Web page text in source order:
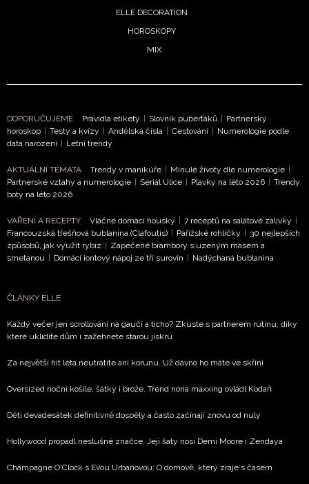
vyhodnocení akce a zasílání novinek.
ELLE DECORATION
HOROSKOPY
MIX
DOPORUČUJEME Pravidla etikety | Slovník puberťáků | Partnerský
horoskop | Testy a kvízy | Andělská čísla | Cestování | Numerologie podle
data narození | Letní trendy
AKTUÁLNÍ TÉMATA Trendy v manikúře | Minulé životy dle numerologie |
Partnerské vztahy a numerologie | Seriál Ulice | Plavky na léto 2026 | Trendy
boty na léto 2026
VAŘENÍ A RECEPTY Vláčné domácí housky | 7 receptů na salátové zálivky |
Francouzská třešňová bublanina (Clafoutis) | Pařížské rohlíčky | 30 nejlepších
způsobů, jak využít rybíz | Zapečené brambory s uzeným masem a
smetanou | Domácí iontový nápoj ze tří surovin | Nadýchaná bublanina
ČLÁNKY ELLE
Každý večer jen scrollování na gauči a ticho? Zkuste s partnerem rutinu, díky
které uklidíte dům i zažehnete starou jiskru
Za největší hit léta neutratíte ani korunu. Už dávno ho máte ve skříni
Oversized noční košile, šátky i brože. Trend nona maxxing ovládl Kodaň
Děti devadesátek definitivně dospěly a často začínají znovu od nuly
Hollywood propadl neslušné značce. Její šaty nosí Demi Moore i Zendaya
Champagne O'Clock s Evou Urbanovou: O domově, který zraje s časem